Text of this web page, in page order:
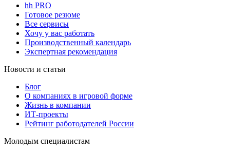
hh PRO
Готовое резюме
Все сервисы
Хочу у вас работать
Производственный календарь
Экспертная рекомендация
Новости и статьи
Блог
О компаниях в игровой форме
Жизнь в компании
ИТ-проекты
Рейтинг работодателей России
Молодым специалистам